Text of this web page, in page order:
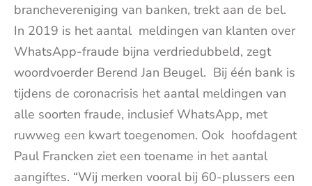
branchevereniging van banken, trekt aan de bel.
In 2019 is het aantal meldingen van klanten over
WhatsApp-fraude bijna verdriedubbeld, zegt
woordvoerder Berend Jan Beugel. Bij één bank is
tijdens de coronacrisis het aantal meldingen van
alle soorten fraude, inclusief WhatsApp, met
ruwweg een kwart toegenomen. Ook hoofdagent
Paul Francken ziet een toename in het aantal
aangiftes. “Wij merken vooral bij 60-plussers een